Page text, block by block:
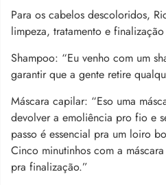
Para os cabelos descoloridos,
limpeza, tratamento e
Shampoo: “Eu venho com um
garantir que a gente retire
Máscara capilar: “Eso uma
devolver a emoliência pro fio e
passo é essencial pra um loiro
Cinco minutinhos com a
pra finalização.”